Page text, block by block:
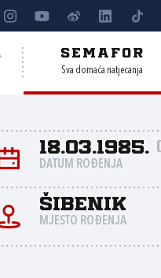
SEMAFOR
Sva domaća natjecanja
18.03.1985.
DATUM ROĐENJA
Šibenik
MJESTO ROĐENJA